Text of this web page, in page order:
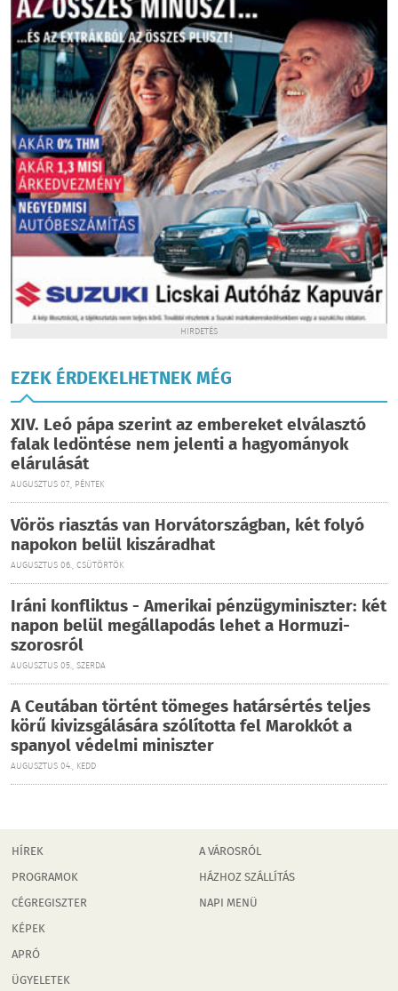
HIRDETÉS
EZEK ÉRDEKELHETNEK MÉG
XIV. Leó pápa szerint az embereket elválasztó
falak ledöntése nem jelenti a hagyományok
elárulását
AUGUSZTUS 07., PÉNTEK
Vörös riasztás van Horvátországban, két folyó
napokon belül kiszáradhat
AUGUSZTUS 06., CSÜTÖRTÖK
Iráni konfliktus - Amerikai pénzügyminiszter: két
napon belül megállapodás lehet a Hormuzi-
szorosról
AUGUSZTUS 05., SZERDA
A Ceutában történt tömeges határsértés teljes
körű kivizsgálására szólította fel Marokkót a
spanyol védelmi miniszter
AUGUSZTUS 04., KEDD
HÍREK
PROGRAMOK
CÉGREGISZTER
KÉPEK
APRÓ
ÜGYELETEK
A VÁROSRÓL
HÁZHOZ SZÁLLÍTÁS
NAPI MENÜ